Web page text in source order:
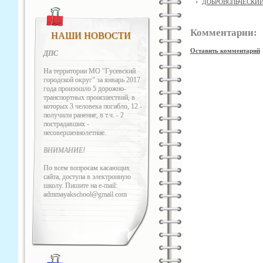
НАШИ НОВОСТИ
ДПС
На территории МО "Гусевский
городской округ" за январь 2017
года произошло 5 дорожно-
транспортных происшествий, в
которых 3 человека погибло, 12 -
получили ранение, в т.ч. - 2
пострадавших -
несовершеннолетние.
ВНИМАНИЕ!
По всем вопросам касающих
сайта, доступа в электронную
школу. Пишите на e-mail:
admmayakschool@gmail.com
Комментарии:
Оставить комментарий